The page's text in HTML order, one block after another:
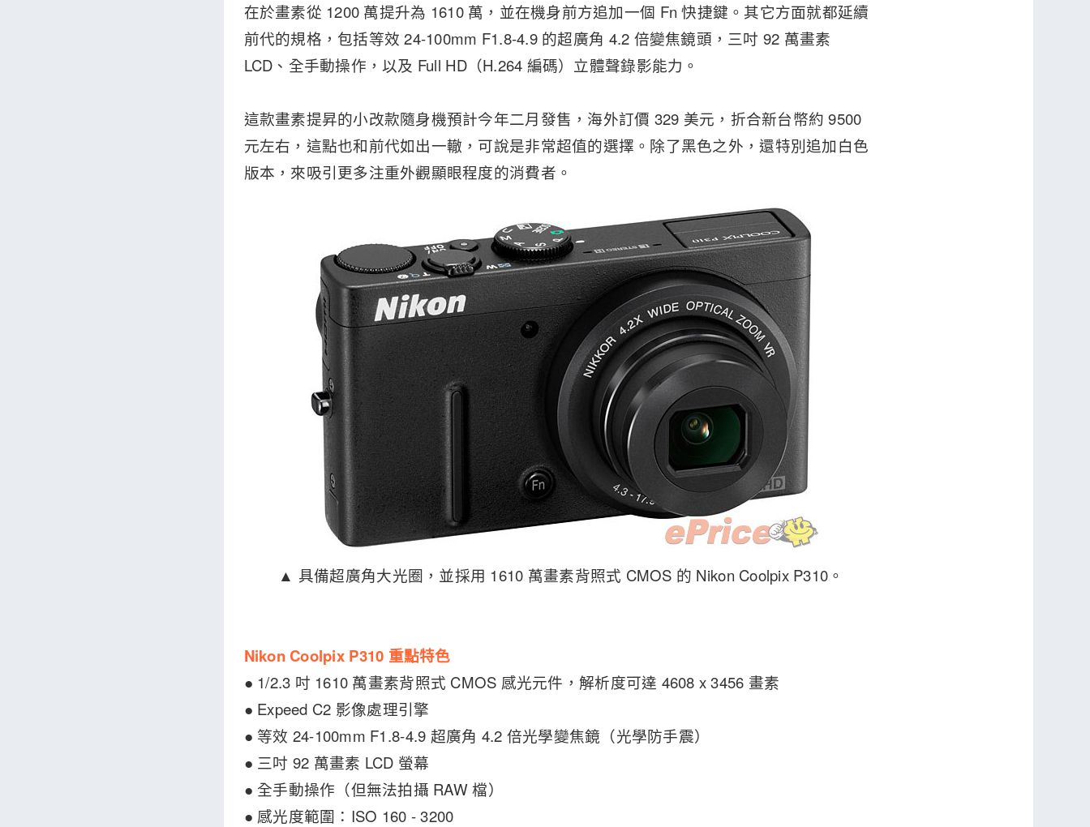
在於畫素從 1200 萬提升為 1610 萬，並在機身前方追加一個 Fn 快捷鍵。其它方面就都延續
前代的規格，包括等效 24-100mm F1.8-4.9 的超廣角 4.2 倍變焦鏡頭，三吋 92 萬畫素
LCD、全手動操作，以及 Full HD（H.264 編碼）立體聲錄影能力。
這款畫素提昇的小改款隨身機預計今年二月發售，海外訂價 329 美元，折合新台幣約 9500
元左右，這點也和前代如出一轍，可說是非常超值的選擇。除了黑色之外，還特別追加白色
版本，來吸引更多注重外觀顯眼程度的消費者。
▲ 具備超廣角大光圈，並採用 1610 萬畫素背照式 CMOS 的 Nikon Coolpix P310。
Nikon Coolpix P310 重點特色
● 1/2.3 吋 1610 萬畫素背照式 CMOS 感光元件，解析度可達 4608 x 3456 畫素
● Expeed C2 影像處理引擎
● 等效 24-100mm F1.8-4.9 超廣角 4.2 倍光學變焦鏡（光學防手震）
● 三吋 92 萬畫素 LCD 螢幕
● 全手動操作（但無法拍攝 RAW 檔）
● 感光度範圍：ISO 160 - 3200